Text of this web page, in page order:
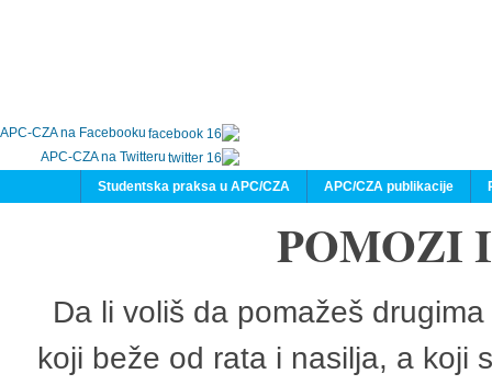
APC-CZA na Facebooku
APC-CZA na Twitteru
APC/CZA publikacije
Studentska praksa u APC/CZA
POMOZI
Da li voliš da pomažeš
koji beže od rata i nasilja, a koji